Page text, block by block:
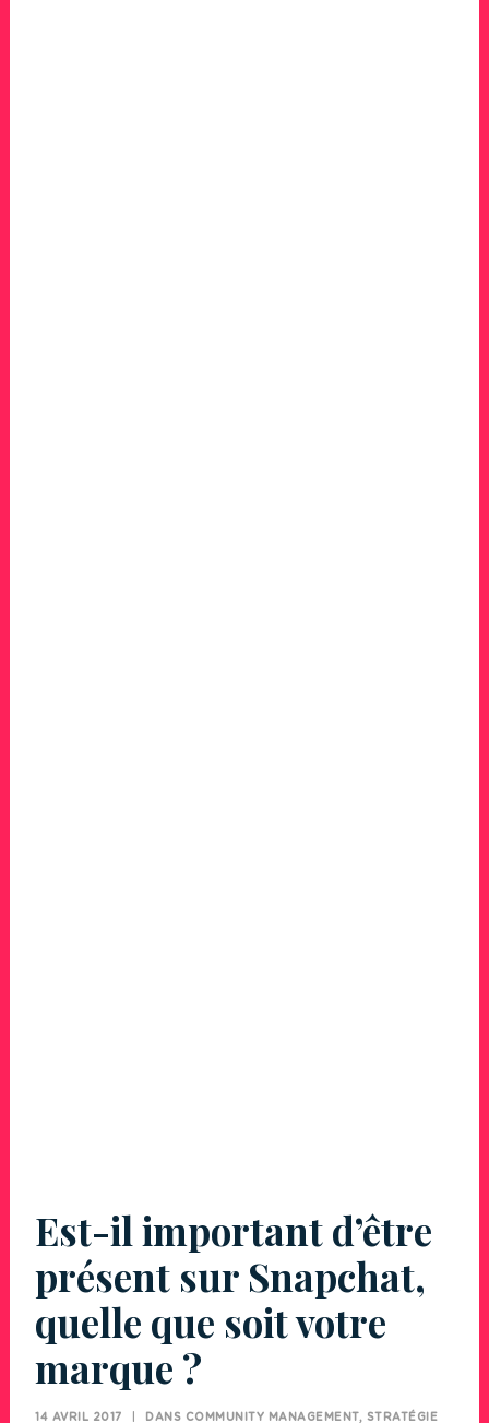
Est-il important d’être
présent sur Snapchat,
quelle que soit votre
marque ?
14 AVRIL 2017 DANS COMMUNITY MANAGEMENT , STRATÉGIE